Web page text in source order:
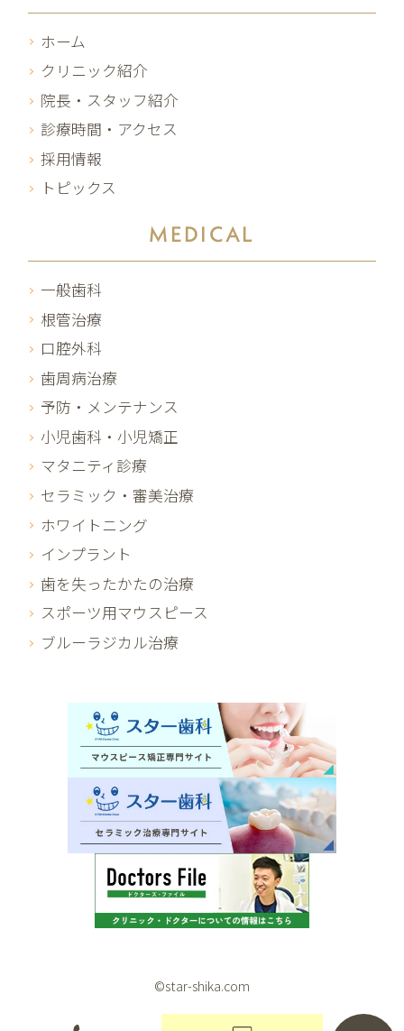
ホーム
クリニック紹介
院長・スタッフ紹介
診療時間・アクセス
採用情報
トピックス
MEDICAL
一般歯科
根管治療
口腔外科
歯周病治療
予防・メンテナンス
小児歯科・小児矯正
マタニティ診療
セラミック・審美治療
ホワイトニング
インプラント
歯を失ったかたの治療
スポーツ用マウスピース
ブルーラジカル治療
©star-shika.com